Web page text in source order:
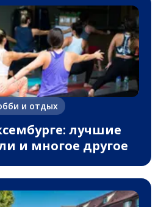
и отдых
лучшие
и многое другое